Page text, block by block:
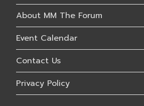
About MM The Forum
Event Calendar
Contact Us
Privacy Policy